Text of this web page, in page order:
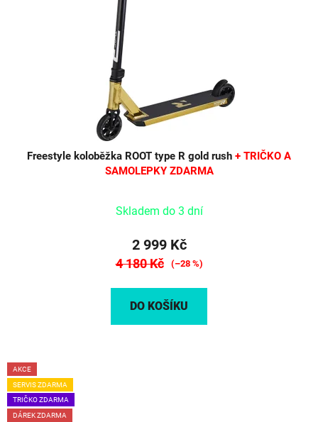
Freestyle koloběžka ROOT type R gold rush + TRIČKO A
SAMOLEPKY ZDARMA
Skladem do 3 dní
2 999 Kč
4 180 Kč (–28 %)
DO KOŠÍKU
AKCE
SERVIS ZDARMA
TRIČKO ZDARMA
DÁREK ZDARMA